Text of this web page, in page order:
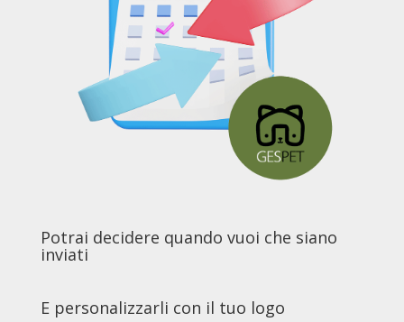
Potrai decidere quando vuoi che siano
inviati
E personalizzarli con il tuo logo